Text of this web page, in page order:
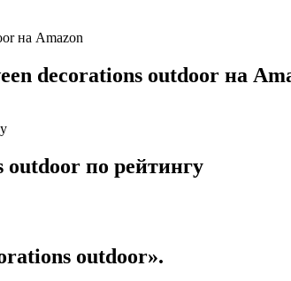
на Amazon
decorations outdoor на
по рейтингу
outdoor».